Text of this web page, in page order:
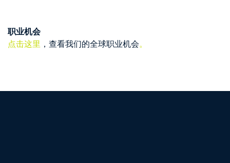
职业机会
点击这里 ，查看我们的全球职业机会。